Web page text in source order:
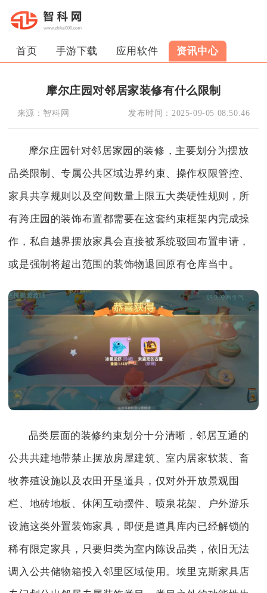
首页 手游下载 应用软件 资讯中心
摩尔庄园对邻居家装修有什么限制
来源： 智科网 发布时间： 2025-09-05 08:50:46
摩尔庄园针对邻居家园的装修，主要划分为摆放
品类限制、专属公共区域边界约束、操作权限管控、
家具共享规则以及空间数量上限五大类硬性规则，所
有跨庄园的装饰布置都需要在这套约束框架内完成操
作，私自越界摆放家具会直接被系统驳回布置申请，
或是强制将超出范围的装饰物退回原有仓库当中。
品类层面的装修约束划分十分清晰，邻居互通的
公共共建地带禁止摆放房屋建筑、室内居家软装、畜
牧养殖设施以及农田开垦道具，仅对外开放景观围
栏、地砖地板、休闲互动摆件、喷泉花架、户外游乐
设施这类外置装饰家具，即便是道具库内已经解锁的
稀有限定家具，只要归类为室内陈设品类，依旧无法
调入公共储物箱投入邻里区域使用。埃里克斯家具店